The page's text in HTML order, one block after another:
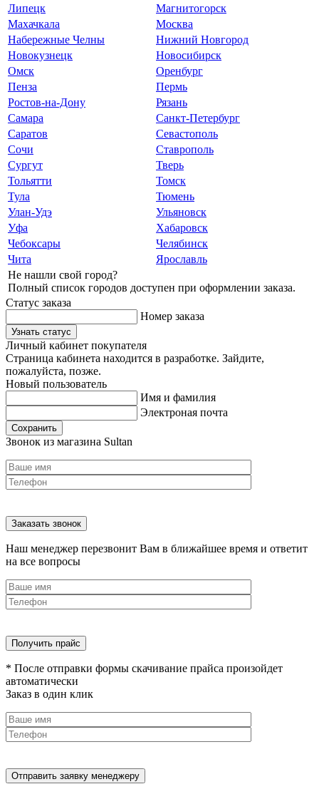
Липецк
Магнитогорск
Махачкала
Москва
Набережные Челны
Нижний Новгород
Новокузнецк
Новосибирск
Омск
Оренбург
Пенза
Пермь
Ростов-на-Дону
Рязань
Самара
Санкт-Петербург
Саратов
Севастополь
Сочи
Ставрополь
Сургут
Тверь
Тольятти
Томск
Тула
Тюмень
Улан-Удэ
Ульяновск
Уфа
Хабаровск
Чебоксары
Челябинск
Чита
Ярославль
Не нашли свой город?
Полный список городов доступен при оформлении заказа.
Статус заказа
Номер заказа
Узнать статус
Личный кабинет покупателя
Страница кабинета находится в разработке. Зайдите,
пожалуйста, позже.
Новый пользователь
Имя и фамилия
Электроная почта
Сохранить
Звонок из магазина Sultan
Наш менеджер перезвонит Вам в ближайшее время и ответит
на все вопросы
* После отправки формы скачивание прайса произойдет
автоматически
Заказ в один клик